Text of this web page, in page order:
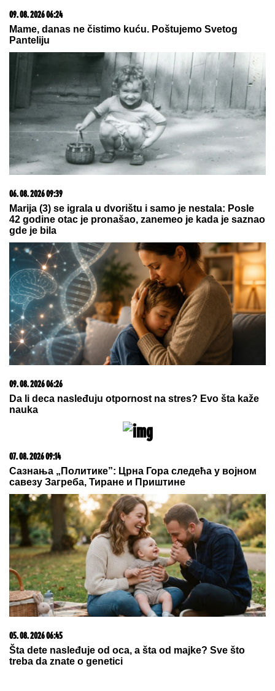
BRUKA KOJA JE OBIŠLA SVET:Šta se ovo desilo sa
novim stadionom u Zaječaru? (VIDEO)
DALILA DRAGOJEVIĆ ŽELI U ELITU
10Otkrila pod kojim uslovima bi
Šta se ovo dogodilo? Potencijalni
najluđih utakmica ikada
by Aklamator
Mame, danas ne čistimo kuću. Poštujemo Svetog
Panteliju
06. 08. 2026 09:39
42 godine otac je pronašao, zanemeo je kada je saznao
gde je bila